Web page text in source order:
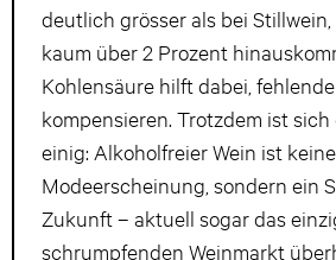
deutlich grösser als bei
kaum über 2 Prozent
Kohlensäure hilft dabei,
kompensieren. Trotzdem ist
einig: Alkoholfreier Wein ist keine
Modeerscheinung, sondern ein
Zukunft – aktuell sogar das
schrumpfenden Weinmarkt